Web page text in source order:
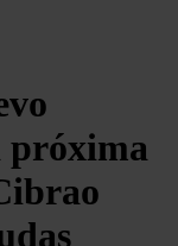
próxima